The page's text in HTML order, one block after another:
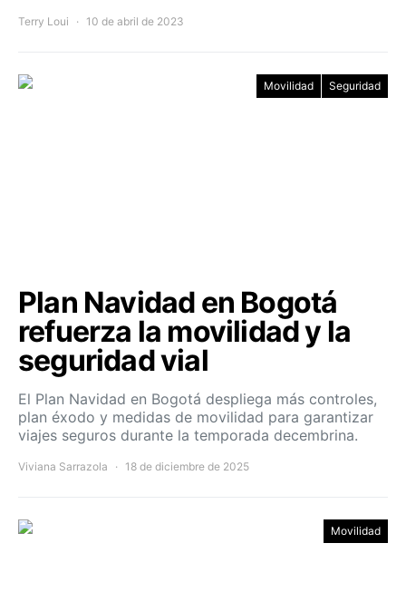
Terry Loui 10 de abril de 2023
Movilidad Seguridad
Plan Navidad en Bogotá
refuerza la movilidad y la
seguridad vial
El Plan Navidad en Bogotá despliega más controles,
plan éxodo y medidas de movilidad para garantizar
viajes seguros durante la temporada decembrina.
Viviana Sarrazola 18 de diciembre de 2025
Movilidad